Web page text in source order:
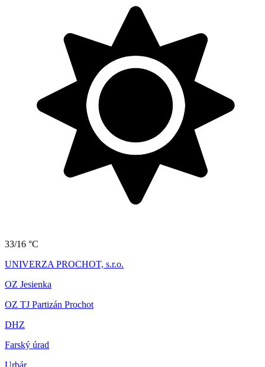
33/16 °C
UNIVERZA PROCHOT, s.r.o.
OZ Jesienka
OZ TJ Partizán Prochot
DHZ
Farský úrad